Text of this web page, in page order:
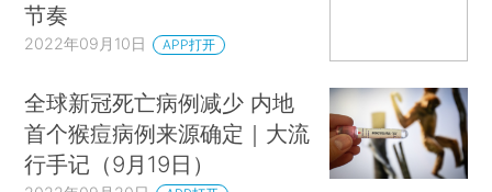
节奏
2022年09月10日 APP打开
全球新冠死亡病例减少 内地
首个猴痘病例来源确定｜大流
行手记（9月19日）